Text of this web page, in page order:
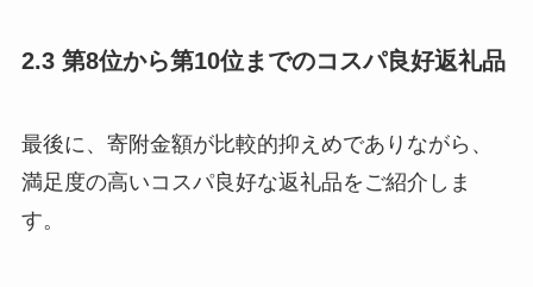
2.3 第8位から第10位までのコスパ良好返礼品
最後に、寄附金額が比較的抑えめでありながら、
満足度の高いコスパ良好な返礼品をご紹介しま
す。